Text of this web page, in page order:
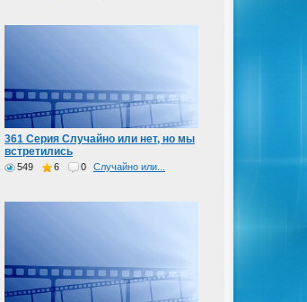
361 Серия Случайно или нет, но мы
встретились
549 6 0 Случайно или...